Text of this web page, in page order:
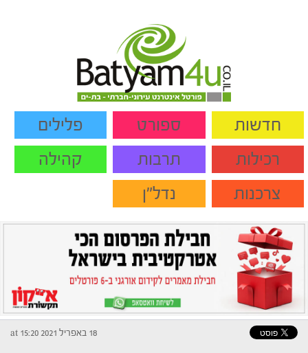
חדשות ספורט
פלילים
רכילות
תרבות
קהילה
צרכנות
נדל"ן
18 באפריל 2021 at 15:20